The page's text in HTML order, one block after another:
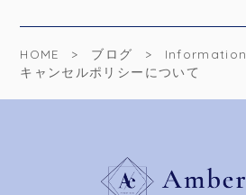
HOME ブログ
Information
キャンセルポリシーについて